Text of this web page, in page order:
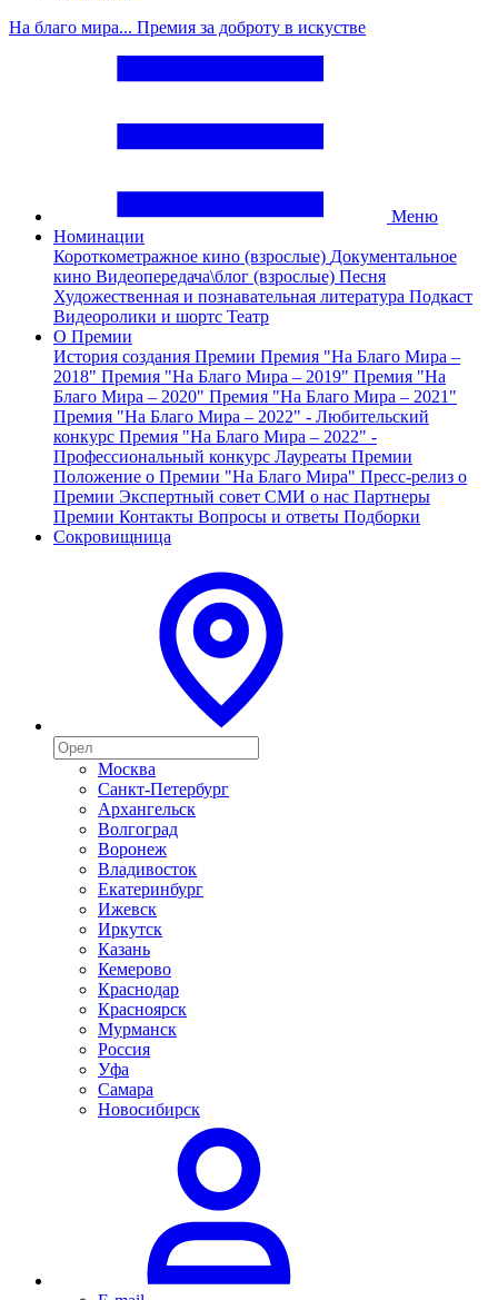
На благо мира... Премия за доброту в искустве
Меню
Номинации
Короткометражное кино (взрослые) Документальное
кино Видеопередача\блог (взрослые) Песня
Художественная и познавательная литература Подкаст
Видеоролики и шортс Театр
О Премии
История создания Премии Премия "На Благо Мира –
2018" Премия "На Благо Мира – 2019" Премия "На
Благо Мира – 2020" Премия "На Благо Мира – 2021"
Премия "На Благо Мира – 2022" - Любительский
конкурс Премия "На Благо Мира – 2022" -
Профессиональный конкурс Лауреаты Премии
Положение о Премии "На Благо Мира" Пресс-релиз о
Премии Экспертный совет СМИ о нас Партнеры
Премии Контакты Вопросы и ответы Подборки
Сокровищница
Москва
Санкт-Петербург
Архангельск
Волгоград
Воронеж
Владивосток
Екатеринбург
Ижевск
Иркутск
Казань
Кемерово
Краснодар
Красноярск
Мурманск
Россия
Уфа
Самара
Новосибирск